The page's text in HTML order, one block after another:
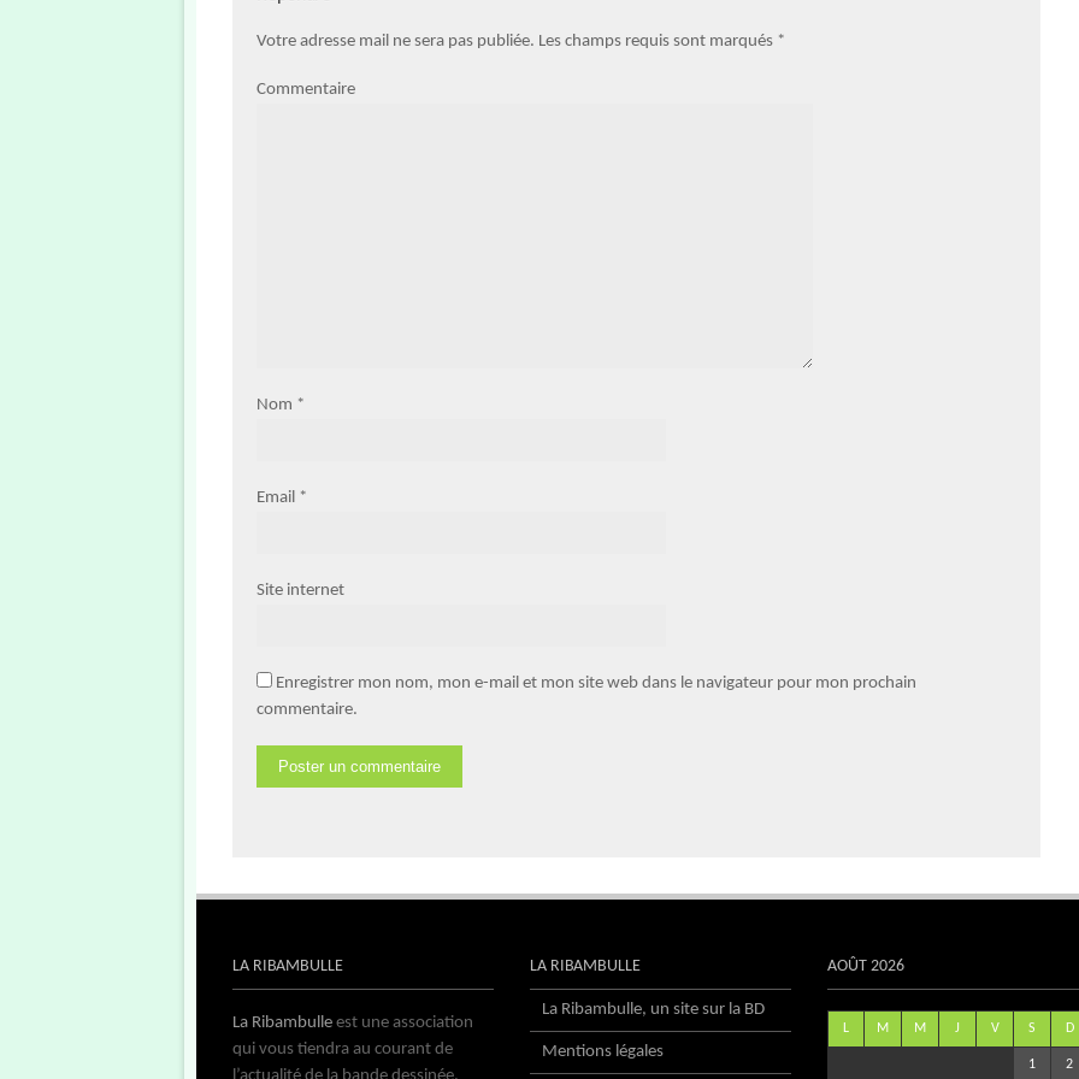
Votre adresse mail ne sera pas publiée. Les champs requis sont marqués *
Commentaire
Nom *
Email *
Site internet
Enregistrer mon nom, mon e-mail et mon site web dans le navigateur pour mon prochain
commentaire.
LA RIBAMBULLE
La Ribambulle est une association
qui vous tiendra au courant de
LA RIBAMBULLE
La Ribambulle, un site sur la BD
Mentions légales
AOÛT 2026
L M M J V S D
1 2